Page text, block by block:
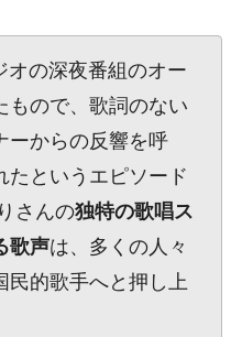
オの深夜番組のオー
もので、歌詞のない
ーからの反響を呼
たというエピソード
さんの独特の歌唱ス
歌声は、多くの人々
民的歌手へと押し上